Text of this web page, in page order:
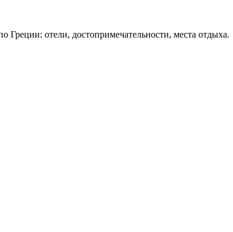
Греции: отели, достопримечательности, места отдыха.